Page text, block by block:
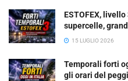
ESTOFEX,
supercelle,
15 LUGLIO 2026
Temporali forti
gli orari del